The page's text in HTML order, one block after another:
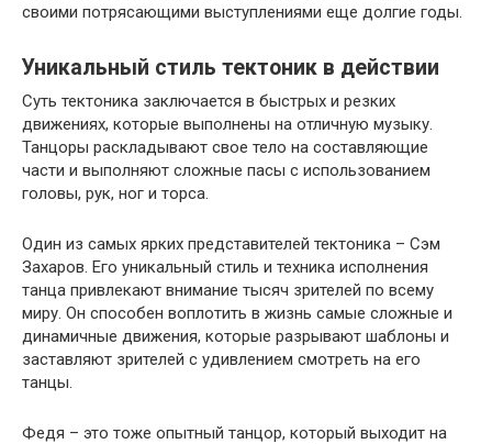
своими потрясающими выступлениями еще долгие годы.
Уникальный стиль тектоник в действии
Суть тектоника заключается в быстрых и резких
движениях, которые выполнены на отличную музыку.
Танцоры раскладывают свое тело на составляющие
части и выполняют сложные пасы с использованием
головы, рук, ног и торса.
Один из самых ярких представителей тектоника – Сэм
Захаров. Его уникальный стиль и техника исполнения
танца привлекают внимание тысяч зрителей по всему
миру. Он способен воплотить в жизнь самые сложные и
динамичные движения, которые разрывают шаблоны и
заставляют зрителей с удивлением смотреть на его
танцы.
Федя – это тоже опытный танцор, который выходит на